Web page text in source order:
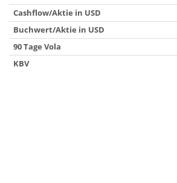
Cashflow/Aktie in USD
Buchwert/Aktie in USD
90 Tage Vola
KBV